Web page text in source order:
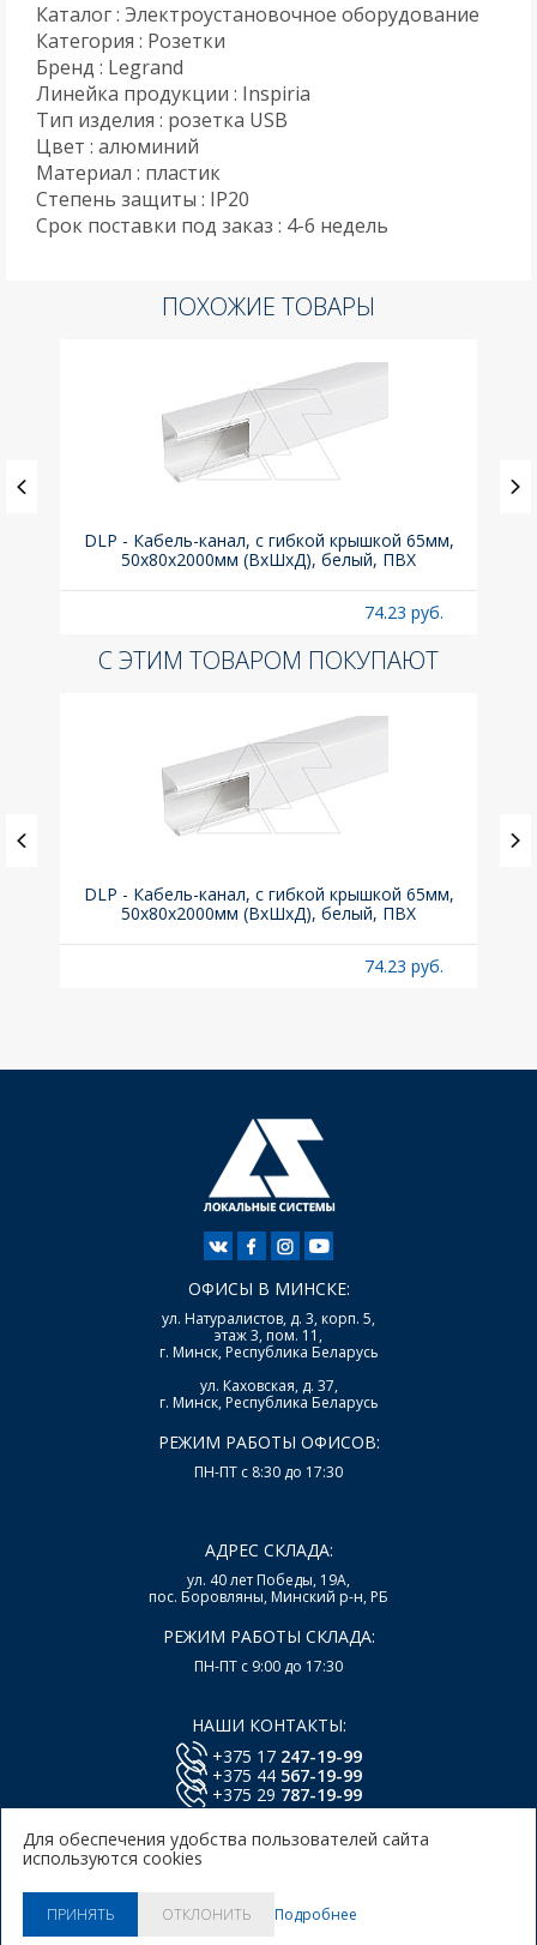
Каталог : Электроустановочное оборудование
Категория : Розетки
Бренд : Legrand
Линейка продукции : Inspiria
Тип изделия : розетка USB
Цвет : алюминий
Материал : пластик
Степень защиты : IP20
Срок поставки под заказ : 4-6 недель
ПОХОЖИЕ ТОВАРЫ
DLP - Кабель-канал, с гибкой крышкой 65мм,
50x80х2000мм (ВхШхД), белый, ПВХ
74.23 руб.
С ЭТИМ ТОВАРОМ ПОКУПАЮТ
DLP - Кабель-канал, с гибкой крышкой 65мм,
50x80х2000мм (ВхШхД), белый, ПВХ
74.23 руб.
ОФИСЫ В МИНСКЕ:
ул. Натуралистов, д. 3, корп. 5,
этаж 3, пом. 11,
г. Минск, Республика Беларусь
ул. Каховская, д. 37,
г. Минск, Республика Беларусь
РЕЖИМ РАБОТЫ ОФИСОВ:
ПН-ПТ с 8:30 до 17:30
АДРЕС СКЛАДА:
ул. 40 лет Победы, 19А,
пос. Боровляны, Минский р-н, РБ
РЕЖИМ РАБОТЫ СКЛАДА:
ПН-ПТ с 9:00 до 17:30
НАШИ КОНТАКТЫ:
+375 17 247-19-99
+375 44 567-19-99
+375 29 787-19-99
Политика использования
куки.
Для обеспечения удобства пользователей сайта
используются cookies
ПРИНЯТЬ ОТКЛОНИТЬ Подробнее